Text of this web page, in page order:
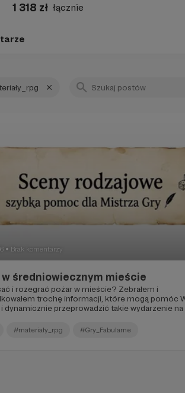
1 318 zł łącznie
● Brak komentarzy
w średniowiecznym mieście
i rozegrać pożar w mieście? Zebrałem i
trochę informacji, które mogą pomóc
dynamicznie przeprowadzić takie wydarzenie na
#materiały_rpg #Gry_Fabularne